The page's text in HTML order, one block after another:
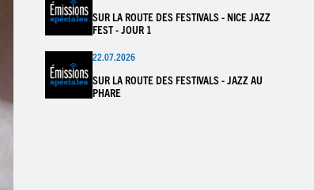
SUR LA ROUTE DES FESTIVALS - NICE JAZZ
FEST - JOUR 1
22.07.2026
SUR LA ROUTE DES FESTIVALS - JAZZ AU
PHARE